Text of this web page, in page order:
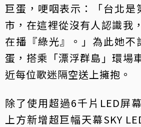
巨蛋，哽咽表示：「台北是
市，在這裡從沒有人認識我
在播『綠光』。」為此她不
蛋，搭乘「漂浮群島」環場
近每位歌迷隔空送上擁抱。
除了使用超過6千片LED屏
上方新增超巨幅天幕SKY